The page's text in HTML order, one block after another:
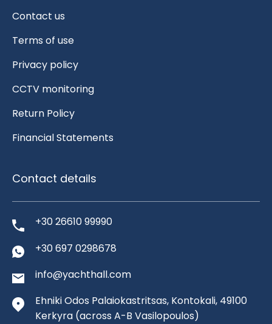
Contact us
Terms of use
Privacy policy
CCTV monitoring
Return Policy
Financial Statements
Contact details
+30 26610 99990
+30 697 0298678
info@yachthall.com
Ehniki Odos Palaiokastritsas, Kontokali, 49100
Kerkyra (across A-B Vasilopoulos)